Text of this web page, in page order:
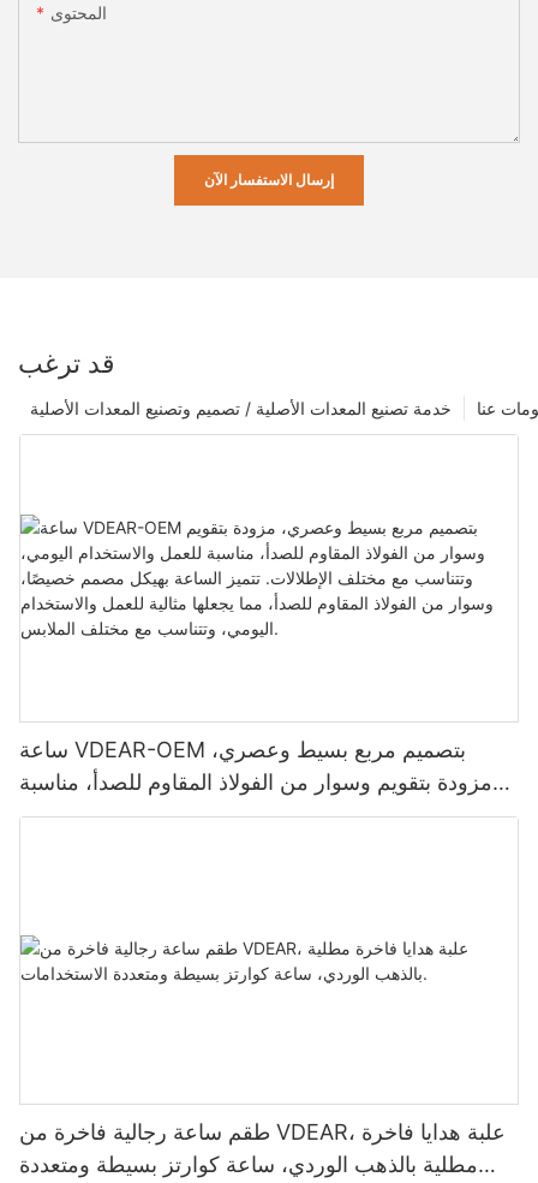
المحتوى
إرسال الاستفسار الآن
قد ترغب
عنا خدمة تصنيع المعدات الأصلية / تصميم وتصنيع المعدات الأصلية
ساعة VDEAR-OEM بتصميم مربع بسيط وعصري،
مزودة بتقويم وسوار من الفولاذ المقاوم للصدأ، مناسبة
للعمل والاستخدام اليومي، وتتناسب مع مختلف الإطلالات.
طقم ساعة رجالية فاخرة من VDEAR، علبة هدايا فاخرة
مطلية بالذهب الوردي، ساعة كوارتز بسيطة ومتعددة